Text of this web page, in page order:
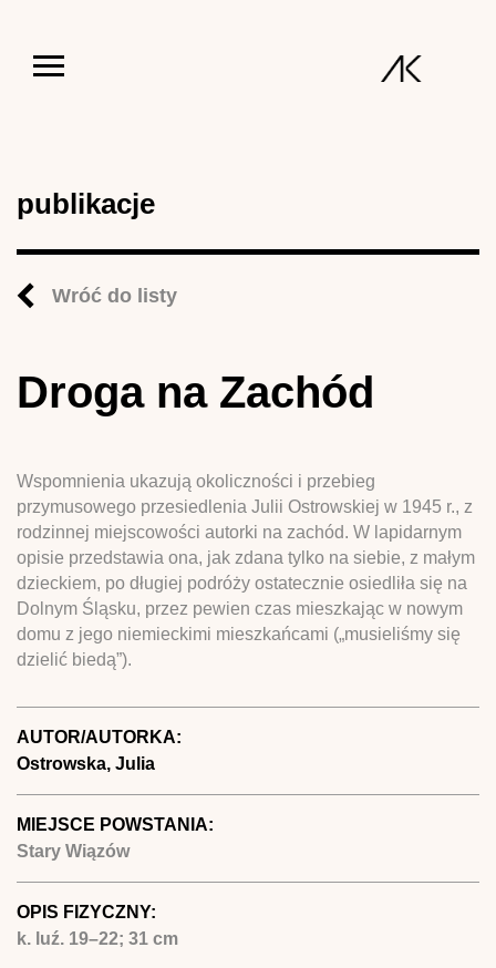
publikacje
Wróć do listy
Droga na Zachód
Wspomnienia ukazują okoliczności i przebieg
przymusowego przesiedlenia Julii Ostrowskiej w 1945 r., z
rodzinnej miejscowości autorki na zachód. W lapidarnym
opisie przedstawia ona, jak zdana tylko na siebie, z małym
dzieckiem, po długiej podróży ostatecznie osiedliła się na
Dolnym Śląsku, przez pewien czas mieszkając w nowym
domu z jego niemieckimi mieszkańcami („musieliśmy się
dzielić biedą”).
AUTOR/AUTORKA:
Ostrowska, Julia
MIEJSCE POWSTANIA:
Stary Wiązów
OPIS FIZYCZNY:
k. luź. 19–22; 31 cm